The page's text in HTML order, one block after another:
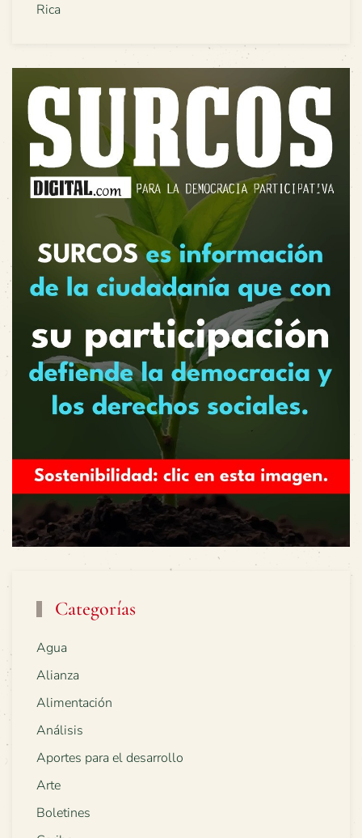
Rica
Categorías
Agua
Alianza
Alimentación
Análisis
Aportes para el desarrollo
Arte
Boletines